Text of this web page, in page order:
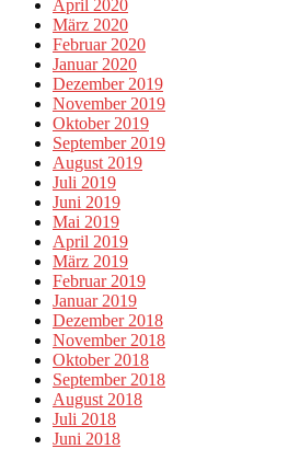
April 2020
März 2020
Februar 2020
Januar 2020
Dezember 2019
November 2019
Oktober 2019
September 2019
August 2019
Juli 2019
Juni 2019
Mai 2019
April 2019
März 2019
Februar 2019
Januar 2019
Dezember 2018
November 2018
Oktober 2018
September 2018
August 2018
Juli 2018
Juni 2018